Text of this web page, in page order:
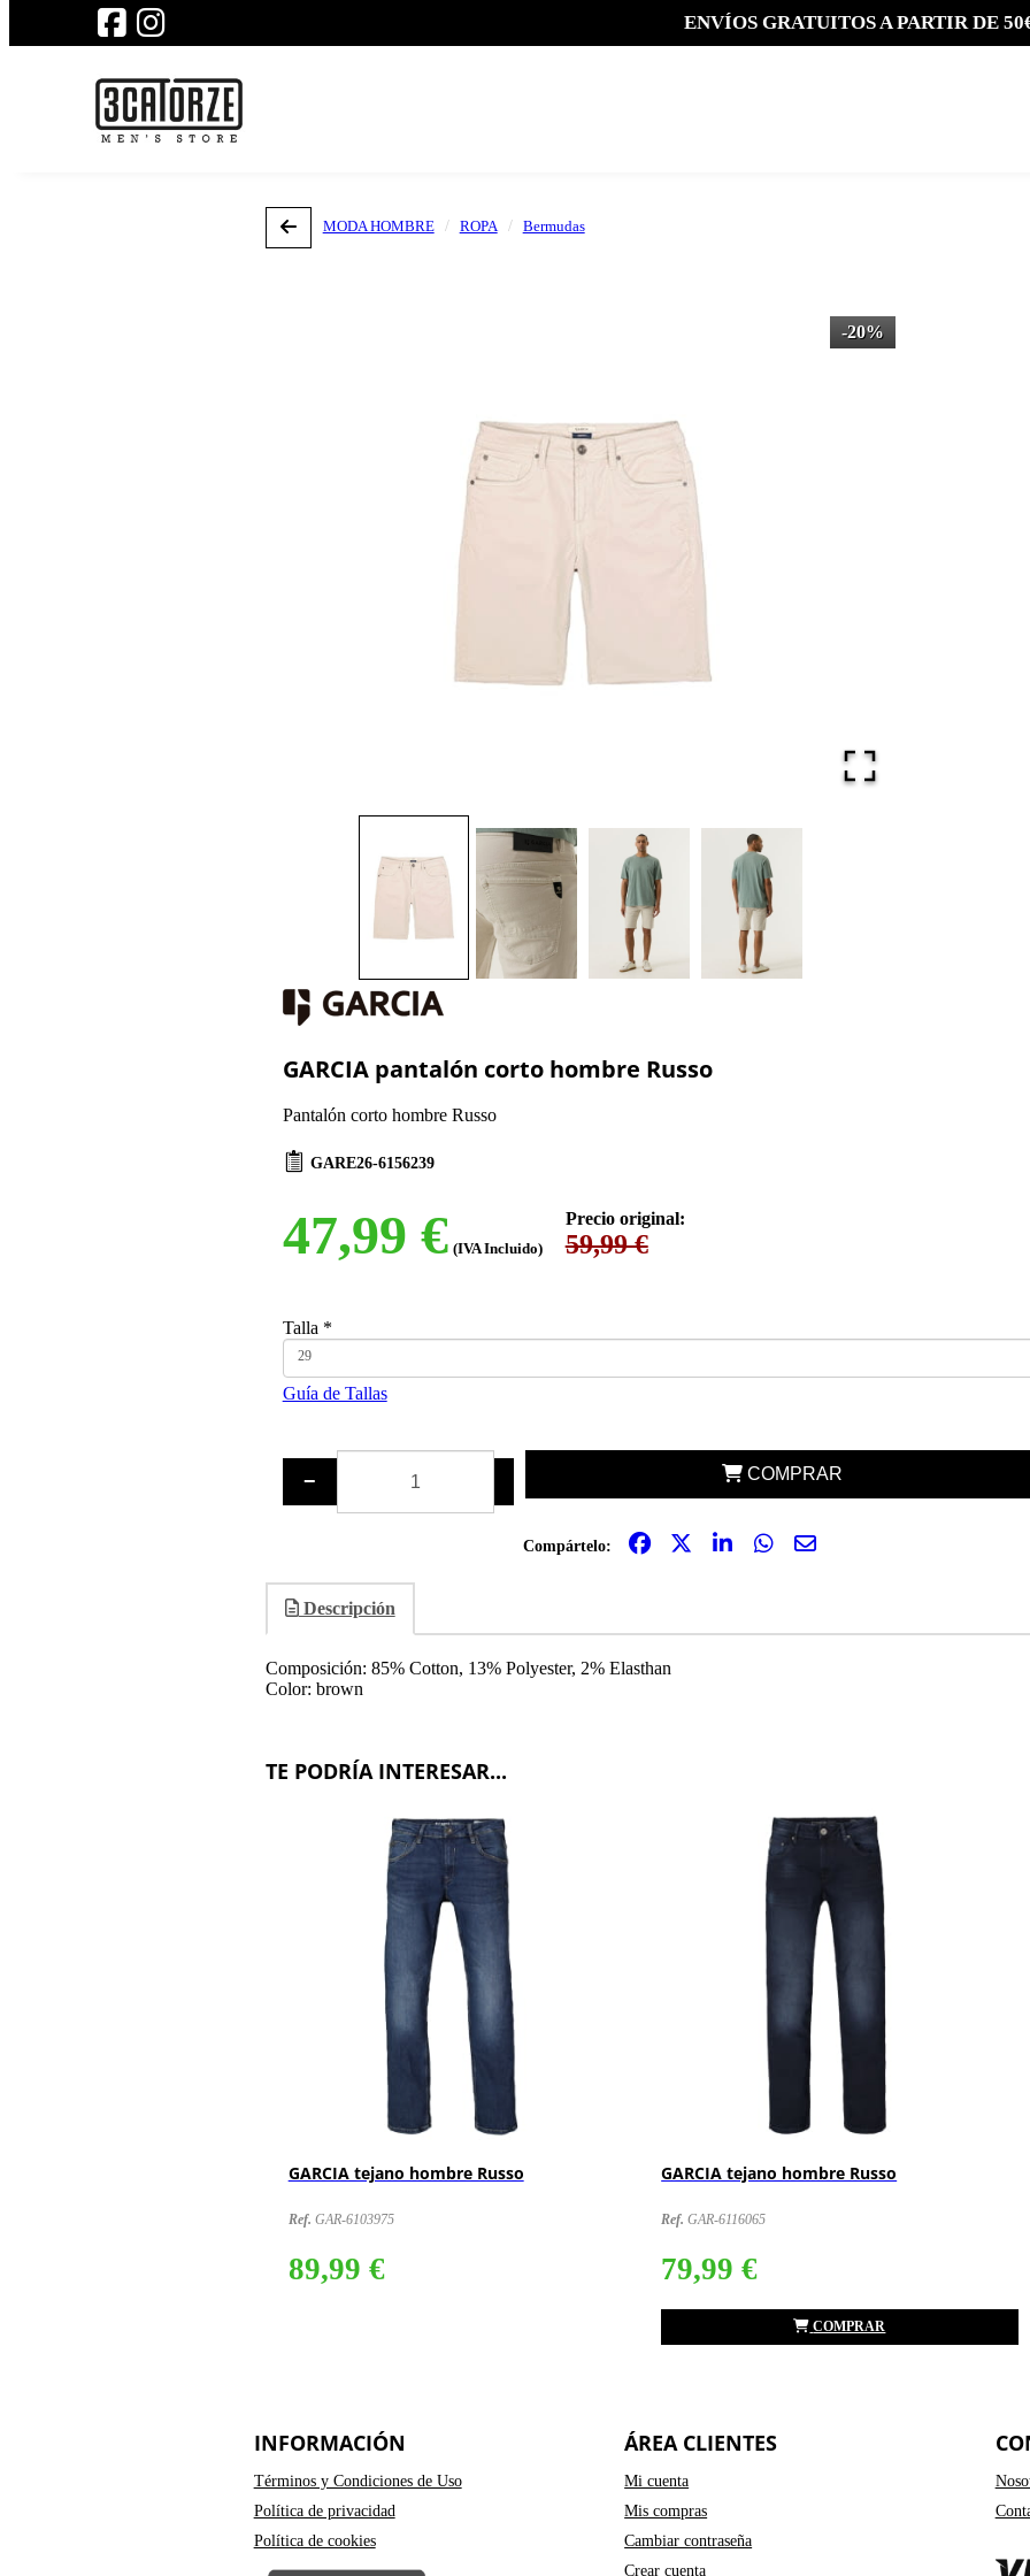
ENVÍOS GRATUITOS A PARTIR DE
MODA HOMBRE ROPA Bermudas
-20%
GARCIA pantalón corto hombre Russo
Pantalón corto hombre Russo
GARE26-6156239
47,99 € (IVA Incluido)
Precio original:
59,99 €
Talla *
29
Guía de Tallas
− COMPRAR
Compártelo:
Descripción
Composición: 85% Cotton, 13% Polyester, 2% Elasthan
Color: brown
TE PODRÍA INTERESAR...
GARCIA tejano hombre Russo
Ref. GAR-6116065
79,99 €
GARCIA pantalón corto hombre Russo
Ref. GARE26-6155104
47,99 €
COMPRAR
INFORMACIÓN
Términos y Condiciones de Uso
Política de privacidad
Política de cookies
ÁREA CLIENTES
Mi cuenta
Mis compras
Cambiar contraseña
Crear cuenta